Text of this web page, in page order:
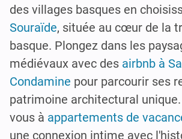
des villages basques en
Souraïde, située au cœur de la
basque. Plongez dans les
médiévaux avec des airbnb à
Condamine pour parcourir ses
patrimoine architectural unique.
vous à appartements de
une connexion intime avec